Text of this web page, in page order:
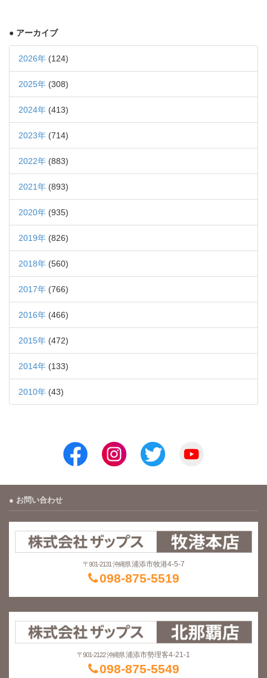
● アーカイブ
2026年 (124)
2025年 (308)
2024年 (413)
2023年 (714)
2022年 (883)
2021年 (893)
2020年 (935)
2019年 (826)
2018年 (560)
2017年 (766)
2016年 (466)
2015年 (472)
2014年 (133)
2010年 (43)
お問い合わせ
〒901-2131 沖縄県 浦添市牧港4-5-7
098-875-5519
〒901-2122 沖縄県浦添市勢理客4-21-1
098-875-5549